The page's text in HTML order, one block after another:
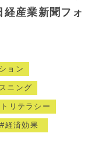
産業新聞フォ
ョン
ニング
リテラシー
経済効果